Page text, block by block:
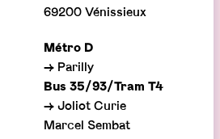
69200 Vénissieux
Métro D
→ Parilly
Bus 35/93/Tram T4
→ Joliot Curie
Marcel Sembat